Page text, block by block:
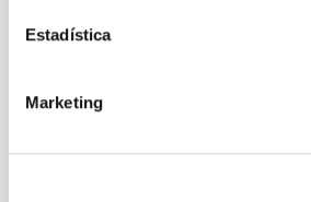
identifican de ninguna forma.
Estadística
Marketing